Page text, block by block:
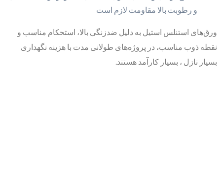
و رطوبت بالا مقاومت لازم است
ورق‌های استنلس استیل به دلیل ضدزنگی بالا، استحکام مناسب و
نقطه ذوب مناسب، در پروژه‌های طولانی مدت با هزینه نگهداری
بسیار نازل ، بسیار کارآمد هستند.